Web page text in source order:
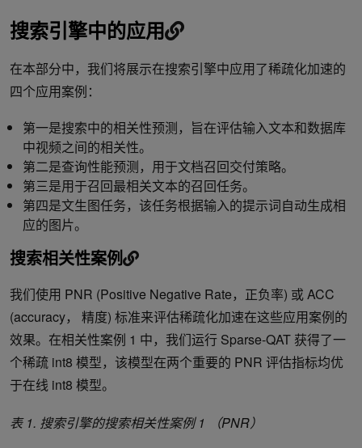
size_t ws{0};
&plans[i], &matmuls[i], &alg_sels[i],
ws))
CHECK_CUSPARSE(
cusparseLtMatmulGetWorkspace(&handle,
&plans[i], &ws))
workspace_size = std::max(workspace_size, ws);
}
搜索引擎中的应用
在本部分中，我们将展示在搜索引擎中应用了稀疏化加速的
四个应用案例：
第一是搜索中的相关性预测，旨在评估输入文本和数据库
中视频之间的相关性。
第二是查询性能预测，用于文档召回交付策略。
第三是用于召回最相关文本的召回任务。
第四是文生图任务，该任务根据输入的提示词自动生成相
应的图片。
搜索相关性案例
我们使用 PNR (Positive Negative Rate，正负率) 或 ACC
(accuracy， 精度) 标准来评估稀疏化加速在这些应用案例的
效果。在相关性案例 1 中，我们运行 Sparse-QAT 获得了一
个稀疏 int8 模型，该模型在两个重要的 PNR 评估指标均优
于在线 int8 模型。
表1. 搜索引擎的搜索相关性案例1 （PNR）